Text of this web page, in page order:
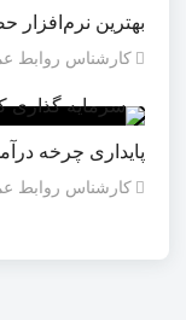
بهترین نرم‌افزار
کارشناس روابط
پایداری چرخه
کارشناس روابط